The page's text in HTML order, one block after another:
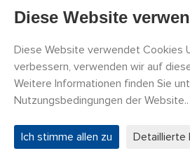
79774053
8,16 €
Mittwoch 12.08. kann bei
Náhlavní lupa se zvětšovacími
Diese Website
Diese Website verwendet Cookies
verbessern, verwenden wir auf
Weitere Informationen finden Sie
Nutzungsbedingungen der Website..
Ich stimme allen zu Detaillierte